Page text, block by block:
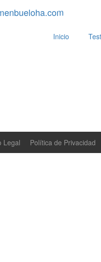
Inicio
Legal Política de Privacidad